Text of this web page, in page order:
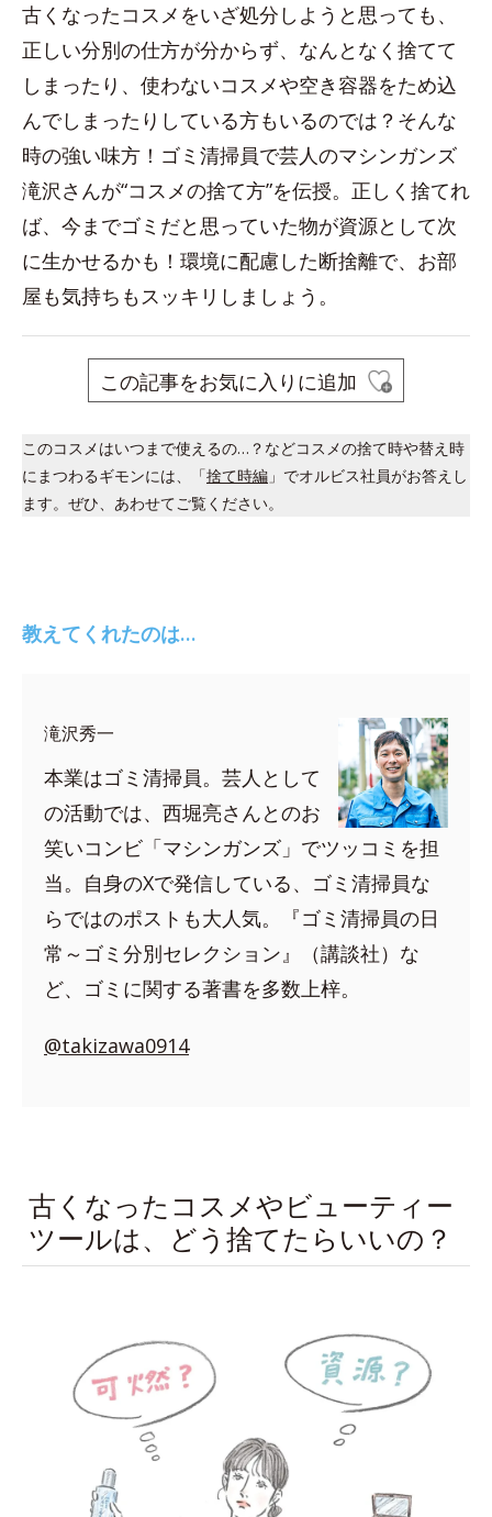
古くなったコスメをいざ処分しようと思っても、
正しい分別の仕方が分からず、なんとなく捨てて
しまったり、使わないコスメや空き容器をため込
んでしまったりしている方もいるのでは？そんな
時の強い味方！ゴミ清掃員で芸人のマシンガンズ
滝沢さんが“コスメの捨て方”を伝授。正しく捨てれ
ば、今までゴミだと思っていた物が資源として次
に生かせるかも！環境に配慮した断捨離で、お部
屋も気持ちもスッキリしましょう。
この記事をお気に入りに追加
このコスメはいつまで使えるの…？などコスメの捨て時や替え時
にまつわるギモンには、「捨て時編 」でオルビス社員がお答えし
ます。ぜひ、あわせてご覧ください。
教えてくれたのは…
滝沢秀一
本業はゴミ清掃員。芸人として
の活動では、西堀亮さんとのお
笑いコンビ「マシンガンズ」でツッコミを担
当。自身のXで発信している、ゴミ清掃員な
らではのポストも大人気。『ゴミ清掃員の日
常～ゴミ分別セレクション』（講談社）な
ど、ゴミに関する著書を多数上梓。
@takizawa0914
古くなったコスメやビューティー
ツールは、どう捨てたらいいの？